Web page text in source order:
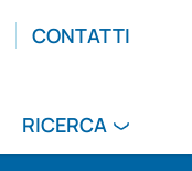
CONTATTI
RICERCA